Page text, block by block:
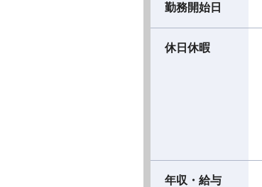
勤務開始日
休日休暇
年収・給与